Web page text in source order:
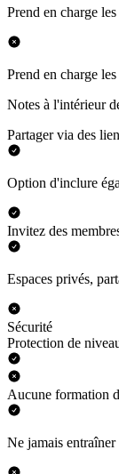
Prend en charge
Prend en charge les
Notes à l'intérieur
Partager via des
Option d'inclure
Invitez des
Espaces privés,
Sécurité
Protection de
Aucune formation
Ne jamais